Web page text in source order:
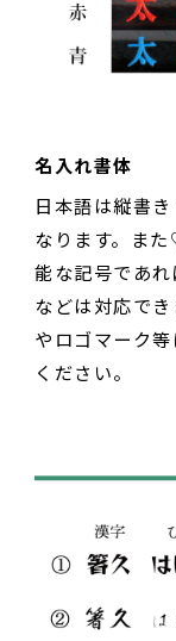
名入れ書体
日本語は縦書
なります。ま
能な記号であ
などは対応で
やロゴマーク
ください。